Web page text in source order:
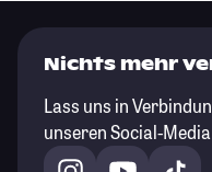
Nichts mehr
Lass uns in
unseren Social-